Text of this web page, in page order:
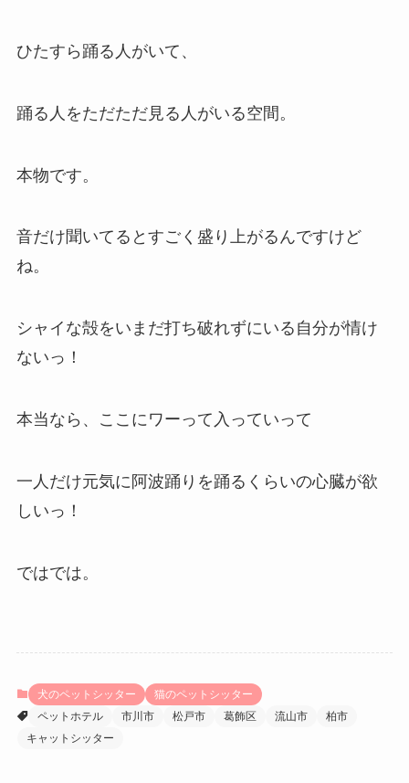
ひたすら踊る人がいて、
踊る人をただただ見る人がいる空間。
本物です。
音だけ聞いてるとすごく盛り上がるんですけど
ね。
シャイな殻をいまだ打ち破れずにいる自分が情け
ないっ！
本当なら、ここにワーって入っていって
一人だけ元気に阿波踊りを踊るくらいの心臓が欲
しいっ！
ではでは。
犬のペットシッター
猫のペットシッター
ペットホテル
市川市 松戸市 葛飾区 流山市
柏市
キャットシッター